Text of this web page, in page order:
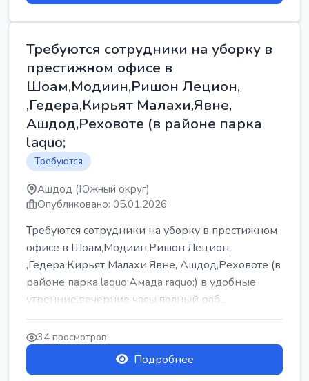
Требуются сотрудники на уборку в
престижном офисе в
Шоам,Модиин,Ришон Лецион,
,Гедера,Кирьят Малахи,Явне,
Ашдод,Реховоте (в районе парка
laquo;
Требуются
Ашдод (Южный округ)
Опубликовано: 05.01.2026
Требуются сотрудники на уборку в престижном
офисе в Шоам,Модиин,Ришон Лецион,
,Гедера,Кирьят Малахи,Явне, Ашдод,Реховоте (в
районе парка laquo;Амада raquo;) в удобные
утренние,вечерние часы,полный раб...
34 просмотров
Подробнее